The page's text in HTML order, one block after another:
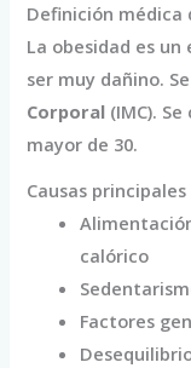
Definición médica
La obesidad es
ser muy dañino.
Corporal (IMC).
mayor de 30.
Causas
calórico
Factores